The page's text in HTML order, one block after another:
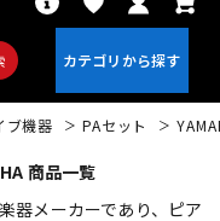
ブ機器 PAセット
商品一覧
器メーカーであり、ピア